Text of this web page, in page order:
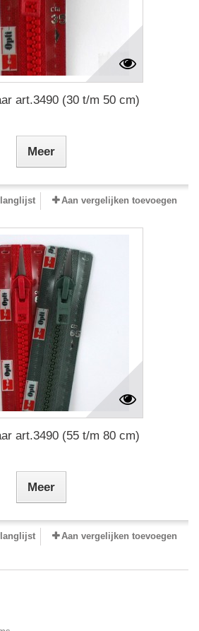
art.3490 (30 t/m 50 cm)
Meer
Aan vergelijken toevoegen
art.3490 (55 t/m 80 cm)
Meer
Aan vergelijken toevoegen